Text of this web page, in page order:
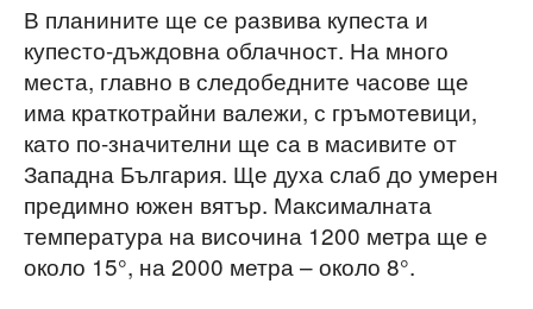
В планините ще се развива купеста и
купесто-дъждовна облачност. На много
места, главно в следобедните часове ще
има краткотрайни валежи, с гръмотевици,
като по-значителни ще са в масивите от
Западна България. Ще духа слаб до умерен
предимно южен вятър. Максималната
температура на височина 1200 метра ще е
около 15°, на 2000 метра – около 8°.